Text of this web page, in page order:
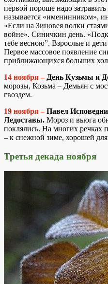
первой пороше надо
называется «именинником»,
«Если на Зиновея волки
войне». Синичкин день.
тебе весною”. Взрослые и
Первое массовое появление
приближающихся больших
14 ноября – День Кузьмы и
морозы, Козьма – Демьян с
гвоздем.
19 ноября –Павел
Ледоставы. Мороз и вьюга
поклялись. На многих речках
– к снежной зиме, хорошей
Третья декада ноября